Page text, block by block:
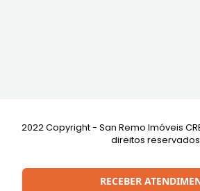
RECEBER
2022 Copyright - San Remo Imóveis
direitos reservados